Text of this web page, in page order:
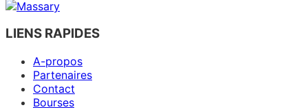
LIENS RAPIDES
A-propos
Partenaires
Contact
Bourses